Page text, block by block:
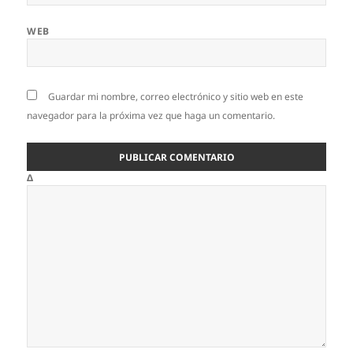
WEB
Guardar mi nombre, correo electrónico y sitio web en este
navegador para la próxima vez que haga un comentario.
Δ